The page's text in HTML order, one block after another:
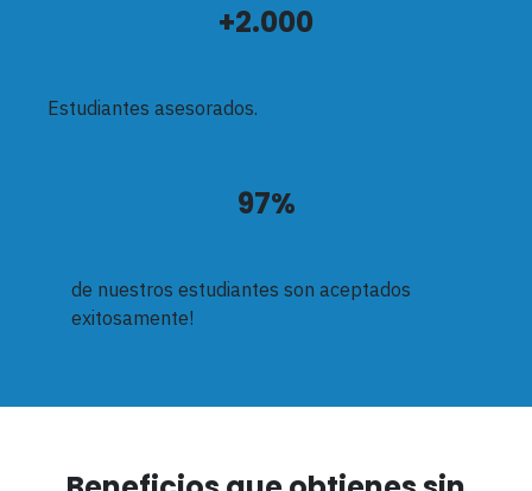
+2.000
Estudiantes asesorados.
97%
de nuestros estudiantes son aceptados
exitosamente!